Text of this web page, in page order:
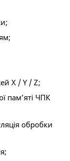
X / Y / Z;
пам’яті ЧПК
обробки